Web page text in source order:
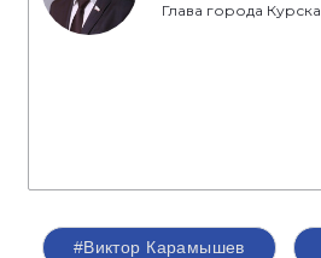
Глава города Курска
#Виктор Карамышев